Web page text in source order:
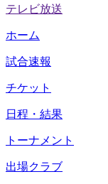
テレビ放送
ホーム
試合速報
チケット
日程・結果
トーナメント
出場クラブ